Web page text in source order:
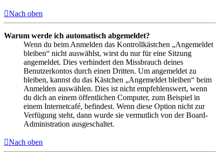
Nach oben
Warum werde ich automatisch abgemeldet?
Wenn du beim Anmelden das Kontrollkästchen „Angemeldet
bleiben“ nicht auswählst, wirst du nur für eine Sitzung
angemeldet. Dies verhindert den Missbrauch deines
Benutzerkontos durch einen Dritten. Um angemeldet zu
bleiben, kannst du das Kästchen „Angemeldet bleiben“ beim
Anmelden auswählen. Dies ist nicht empfehlenswert, wenn
du dich an einem öffentlichen Computer, zum Beispiel in
einem Internetcafé, befindest. Wenn diese Option nicht zur
Verfügung steht, dann wurde sie vermutlich von der Board-
Administration ausgeschaltet.
Nach oben